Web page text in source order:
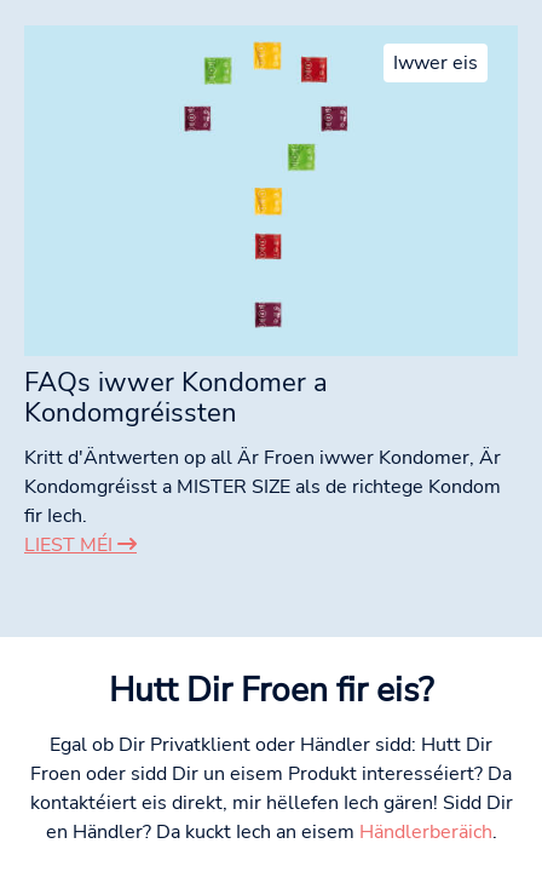
Iwwer eis
FAQs iwwer Kondomer a
Kondomgréissten
Kritt d'Äntwerten op all Är Froen iwwer Kondomer, Är
Kondomgréisst a MISTER SIZE als de richtege Kondom
fir Iech.
LIEST MÉI
Hutt Dir Froen fir eis?
Egal ob Dir Privatklient oder Händler sidd: Hutt Dir
Froen oder sidd Dir un eisem Produkt interesséiert? Da
kontaktéiert eis direkt, mir hëllefen Iech gären! Sidd Dir
en Händler? Da kuckt Iech an eisem Händlerberäich.